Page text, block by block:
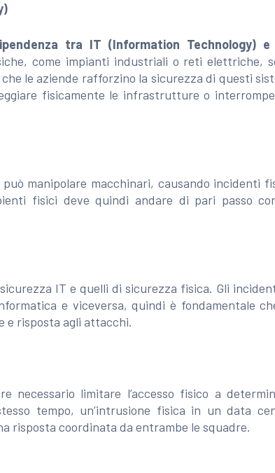
tra IT (Information Technology) e
come impianti industriali o reti elettriche,
le aziende rafforzino la sicurezza di questi
fisicamente le infrastrutture o
manipolare macchinari, causando incidenti
fisici deve quindi andare di pari passo
IT e quelli di sicurezza fisica. Gli
e viceversa, quindi è fondamentale
e risposta agli attacchi.
necessario limitare l’accesso fisico a
tempo, un’intrusione fisica in un data
risposta coordinata da entrambe le squadre.